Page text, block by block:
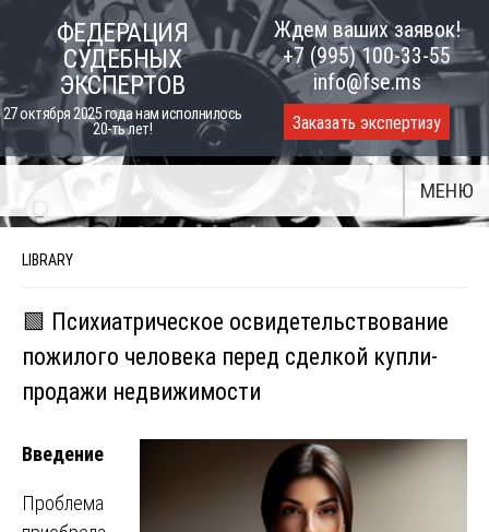
content
ФЕДЕРАЦИЯ
СУДЕБНЫХ
ЭКСПЕРТОВ
27 октября 2025 года нам исполнилось
20-ть лет!
Ждем ваших заявок!
+7 (995) 100-33-55
info@fse.ms
Заказать экспертизу
МЕНЮ
LIBRARY
🟩 Психиатрическое освидетельствование
пожилого человека перед сделкой купли-
продажи недвижимости
Введение
Проблема